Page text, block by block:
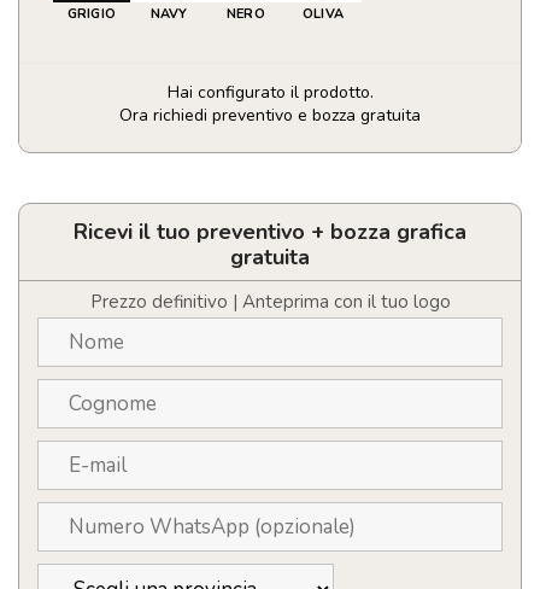
GRIGIO NAVY NERO OLIVA
Hai configurato il prodotto.
Ora richiedi preventivo e bozza gratuita
Borsa
portapranzo
tela
riciclata
certificata
GRS
6L
quantità
Ricevi il tuo preventivo + bozza grafica
gratuita
Prezzo definitivo | Anteprima con il tuo logo